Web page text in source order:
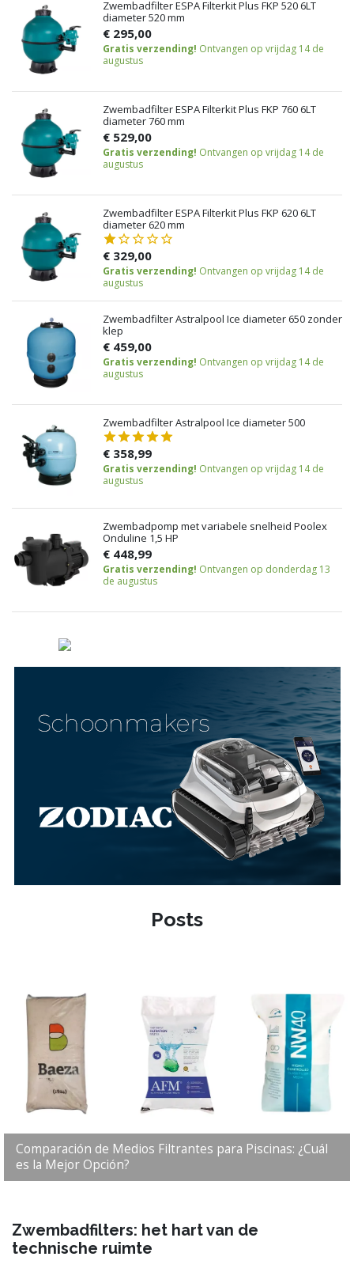
Posts
Comparación de Medios Filtrantes para Piscinas: ¿Cuál
es la Mejor Opción?
Zwembadfilter ESPA Filterkit Plus FKP 520 6LT
diameter 520 mm
€ 295,00
Gratis verzending! Ontvangen op vrijdag 14 de
augustus
Zwembadfilter ESPA Filterkit Plus FKP 760 6LT
diameter 760 mm
€ 529,00
Gratis verzending! Ontvangen op vrijdag 14 de
augustus
Zwembadfilter ESPA Filterkit Plus FKP 620 6LT
diameter 620 mm
€ 329,00
Gratis verzending! Ontvangen op vrijdag 14 de
augustus
Zwembadfilter Astralpool Ice diameter 650 zonder
klep
€ 459,00
Gratis verzending! Ontvangen op vrijdag 14 de
augustus
Zwembadfilter Astralpool Ice diameter 500
€ 358,99
Gratis verzending! Ontvangen op vrijdag 14 de
augustus
Zwembadpomp met variabele snelheid Poolex
Onduline 1,5 HP
€ 448,99
Gratis verzending! Ontvangen op donderdag 13
de augustus
Zwembadfilters: het hart van de
technische ruimte